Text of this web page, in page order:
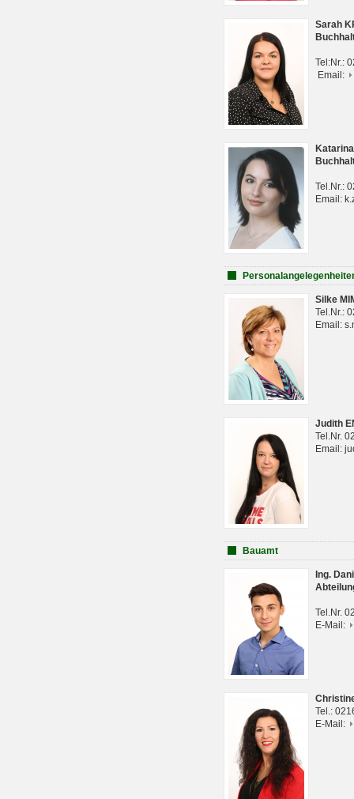
Sarah
Tel:Nr.:
Email:
Tel.Nr.:
Email:
Silke
Tel.Nr.:
Email:
Judith
Tel.Nr.
Email:
Bauamt
Ing.
Tel.Nr.
E-Mail:
Tel.:
E-Mail: